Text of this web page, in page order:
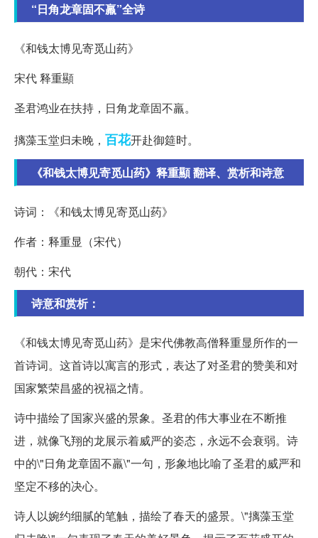
“日角龙章固不羸”全诗
《和钱太博见寄觅山药》
宋代 释重顯
圣君鸿业在扶持，日角龙章固不羸。
摛藻玉堂归未晚， 百花开赴御筵时。
《和钱太博见寄觅山药》释重顯 翻译、赏析和诗意
诗词：《和钱太博见寄觅山药》
作者：释重显（宋代）
朝代：宋代
诗意和赏析：
《和钱太博见寄觅山药》是宋代佛教高僧释重显所作的一
首诗词。这首诗以寓言的形式，表达了对圣君的赞美和对
国家繁荣昌盛的祝福之情。
诗中描绘了国家兴盛的景象。圣君的伟大事业在不断推
进，就像飞翔的龙展示着威严的姿态，永远不会衰弱。诗
中的\"日角龙章固不羸\"一句，形象地比喻了圣君的威严和
坚定不移的决心。
诗人以婉约细腻的笔触，描绘了春天的盛景。\"摛藻玉堂